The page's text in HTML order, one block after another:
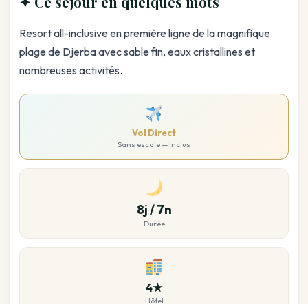
Resort all-inclusive en première ligne de la magnifique
plage de Djerba avec sable fin, eaux cristallines et
nombreuses activités.
Vol Direct
Sans escale — Inclus
8j / 7n
Durée
4★
Hôtel